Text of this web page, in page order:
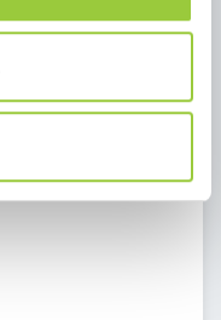
sääntöjen